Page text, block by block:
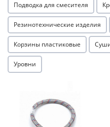
Подводка для смесителя
Резинотехнические изделия
Корзины пластиковые
Уровни